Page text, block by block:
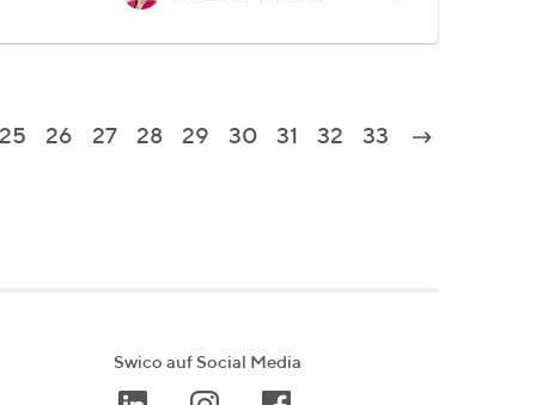
25 26 27 28 29 30 31 32 33
Swico auf Social Media